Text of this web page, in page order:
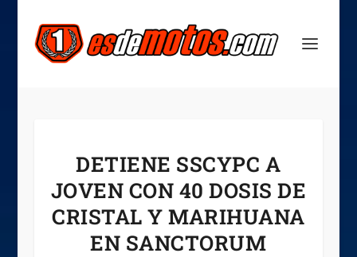
DETIENE SSCYPC A
JOVEN CON 40 DOSIS DE
CRISTAL Y MARIHUANA
EN SANCTORUM